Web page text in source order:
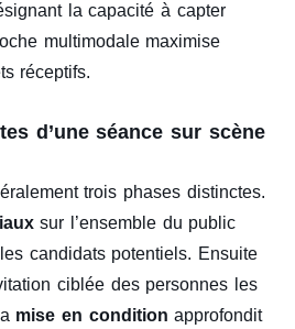
la capacité à capter
multimodale maximise
réceptifs.
d’une séance sur scène
trois phases distinctes.
sur l’ensemble du public
candidats potentiels. Ensuite
ciblée des personnes les
mise en condition approfondit